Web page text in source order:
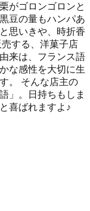
がゴロンゴロンと
豆の量もハンパあ
思いきや、時折香
する、洋菓子店
来は、フランス語
な感性を大切に生
。 そんな店主の
」。日持ちもしま
喜ばれますよ♪